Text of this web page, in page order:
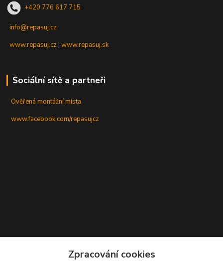
+420 776 617 715
info@repasuj.cz
www.repasuj.cz |www.repasuj.sk
Sociální sítě a partneři
Ověřená montážní místa
www.facebook.com/repasujcz
Zpracování cookies